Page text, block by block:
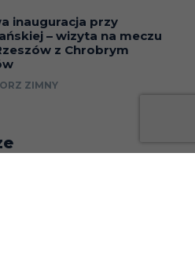
inauguracja przy
– wizyta na meczu
z Chrobrym
ZIMNY